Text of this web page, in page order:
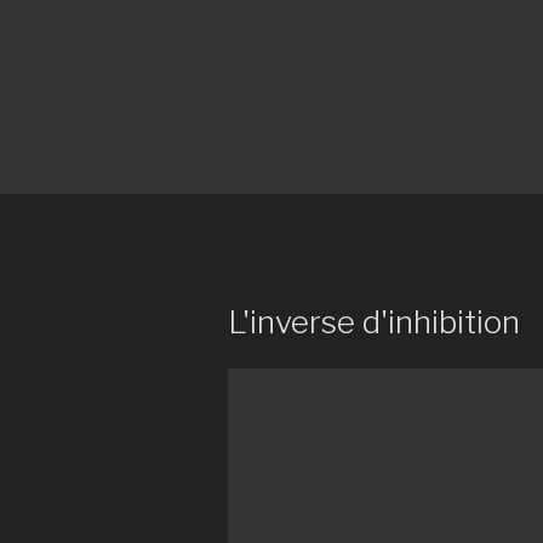
L'inverse d'inhibition